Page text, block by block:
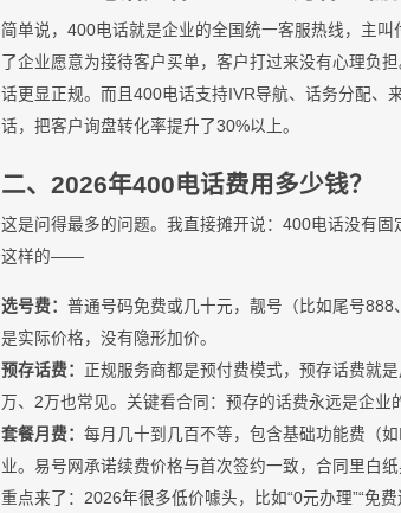
简单说，400电话就是企业的全国统一客服热线，主
了企业愿意为接待客户买单，客户打过来没有心理负
话更显正规。而且400电话支持IVR导航、话务分配、
话，把客户询盘转化率提升了30%以上。
二、2026年400电话费用多少钱？
这是问得最多的问题。我直接摊开说：400电话没有
这样的——
选号费：普通号码免费或几十元，靓号（比如尾号
是实际价格，没有隐形加价。
预存话费：
正规服务商都是预付费模式，预存话费就
万、2万也常见。关键看合同：预存的话费永远是企业
套餐月费：每月几十到几百不等，包含基础功能费（
业。易号网承诺续费价格与首次签约一致，合同里白纸
重点来了：2026年很多低价噱头，比如“0元办理”“免